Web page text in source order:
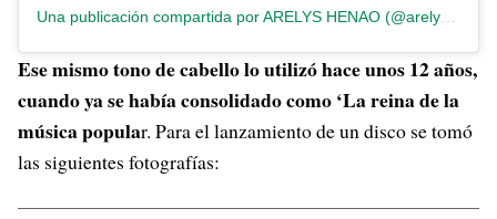
Ese mismo tono de cabello lo utilizó hace unos 12 años,
cuando ya se había consolidado como ‘La reina de la
música popular. Para el lanzamiento de un disco se tomó
las siguientes fotografías: